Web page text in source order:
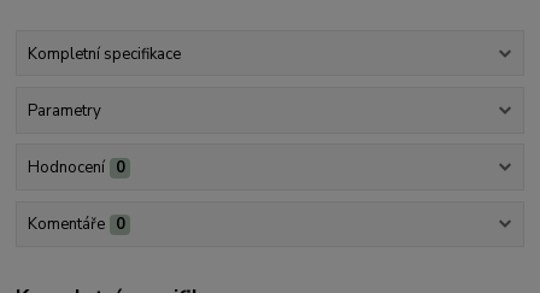
Kompletní specifikace
Parametry
Hodnocení 0
Komentáře 0